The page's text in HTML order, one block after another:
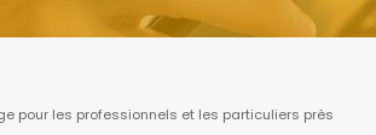
pour les professionnels et les particuliers près